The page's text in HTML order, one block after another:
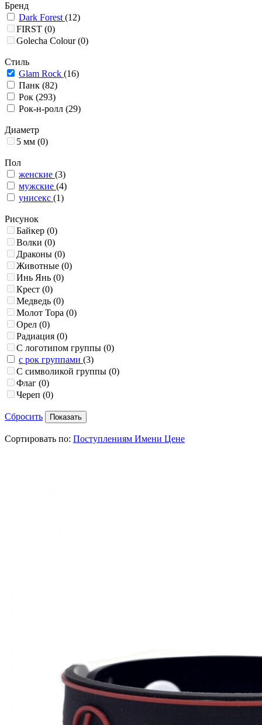
Бренд
Dark Forest(12)
FIRST (0)
Golecha Colour (0)
Стиль
Glam Rock (16)
Панк (82)
Рок (293)
Рок-н-ролл (29)
Диаметр
5 мм (0)
Пол
женские (3)
мужские (4)
унисекс (1)
Рисунок
Байкер (0)
Волки (0)
Драконы (0)
Животные (0)
Инь Янь (0)
Крест (0)
Медведь (0)
Молот Тора (0)
Орел (0)
Радиация (0)
С логотипом группы (0)
с рок группами (3)
С символикой группы (0)
Флаг (0)
Череп (0)
Сбросить
Сортировать по: Поступлениям Имени Цене